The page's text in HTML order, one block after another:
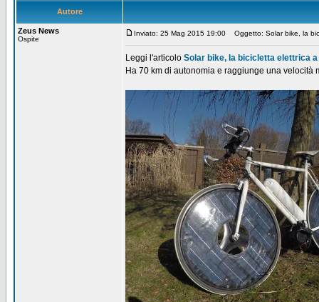
Autore
Zeus News
Ospite
Inviato: 25 Mag 2015 19:00 Oggetto: Solar bike, la
Leggi l'articolo Solar bike, la bicicletta elettrica
Ha 70 km di autonomia e raggiunge una velocità